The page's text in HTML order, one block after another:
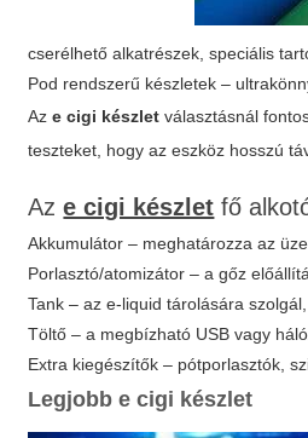
cserélhető alkatrészek, speciális
Pod rendszerű készletek –
Aze cigi készlet választásnál
teszteket, hogy az eszköz hosszú
Aze cigi készlet fő
Akkumulátor – meghatározza az
Porlasztó/atomizátor – a gőz
Tank – az e-liquid tárolására
Töltő – a megbízható USB vagy
Extra kiegészítők – pótporlasztók,
Legjobbe cigi készlet